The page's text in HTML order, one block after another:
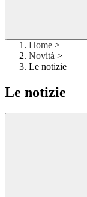
Home >
Novità >
Le notizie
Le notizie